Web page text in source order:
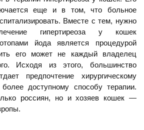
еще и в том, что больное
Вместе с тем, нужно
гипертиреоза у кошек
йода является процедурой
его может не каждый владелец
Исходя из этого, большинство
предпочтение хирургическому
доступному способу терапии.
россиян, но и хозяев кошек —